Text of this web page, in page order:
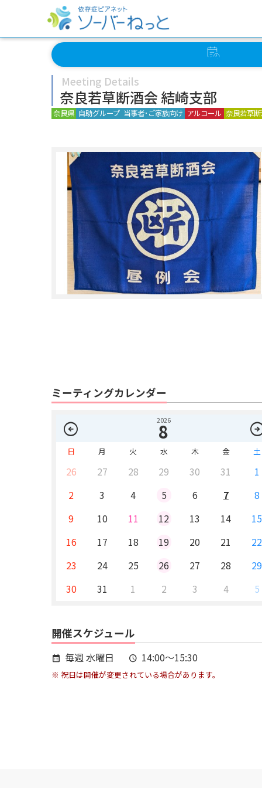
イベント
Meeting Details
奈良若草断酒会 結崎支部
奈良県 自助グループ 当事者･ご家族向け アルコール 奈良若草
ミーティングカレンダー
arrow_circle_left 2026
8
日 月 火 水 木 金 土
26 27 28 29 30 31
1
2
3 4 5 6 7
8
9
10 11 12 13 14
15
16
17 18 19 20 21
22
23
24 25 26 27 28
29
30
31 1 2 3 4 5
開催スケジュール
calendar_month 毎週 水曜日 schedule 14:00～15:30
※ 祝日は開催が変更されている場合があります。